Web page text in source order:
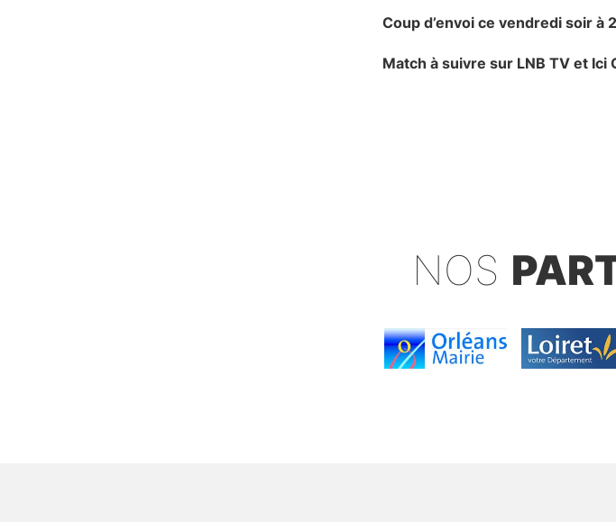
Coup d’envoi ce vendredi soir à
Match à suivre sur LNB TV et Ici
NOS